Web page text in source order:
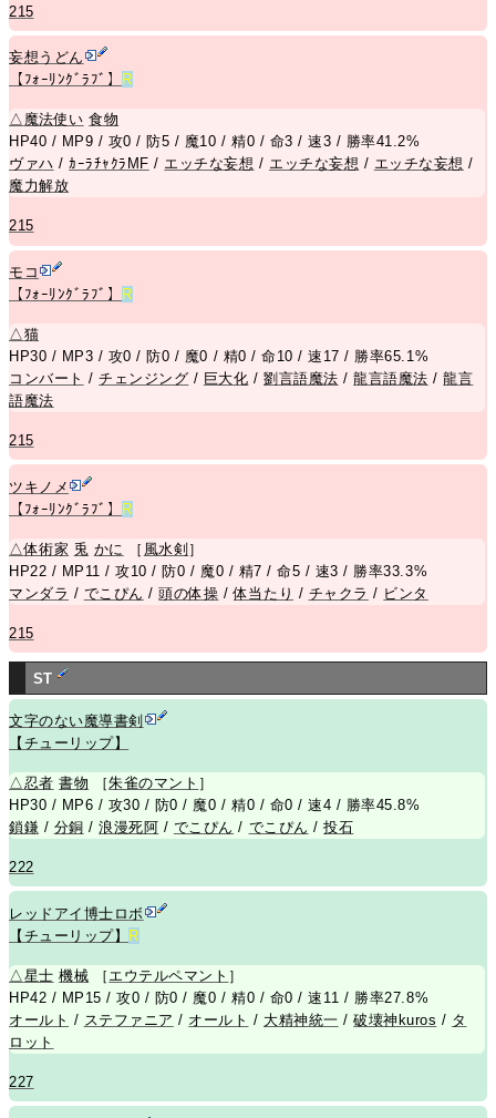
215
妄想うどん
【ﾌｫｰﾘﾝｸﾞﾗﾌﾞ】
R
△ 魔法使い 食物
HP40 / MP9 / 攻0 / 防5 / 魔10 / 精0 / 命3 / 速3 / 勝率41.2%
ヴァハ /ｶｰﾗﾁｬｸﾗMF / エッチな妄想 / エッチな妄想 / エッチな妄想 /
魔力解放
215
モコ
【ﾌｫｰﾘﾝｸﾞﾗﾌﾞ】
R
△猫
HP30 / MP3 / 攻0 / 防0 / 魔0 / 精0 / 命10 / 速17 / 勝率65.1%
コンバート /チェンジング / 巨大化 / 劉言語魔法 /龍言語魔法 /龍言
語魔法
215
ツキノメ
【ﾌｫｰﾘﾝｸﾞﾗﾌﾞ】
R
△体術家 兎 かに ［ 風水剣 ］
HP22 / MP11 / 攻10 / 防0 / 魔0 / 精7 / 命5 / 速3 / 勝率33.3%
マンダラ / でこぴん /頭の体操 /体当たり / チャクラ / ビンタ
215
ST
文字のない魔導書剣
【チューリップ】
△忍者 書物 ［朱雀のマント ］
HP30 / MP6 / 攻30 / 防0 / 魔0 / 精0 / 命0 / 速4 / 勝率45.8%
鎖鎌 / 分銅 /浪漫死阿 / でこぴん / でこぴん /投石
222
レッドアイ博士ロボ
【チューリップ】
R
△星士 機械 ［ エウテルペマント ］
HP42 / MP15 / 攻0 / 防0 / 魔0 / 精0 / 命0 / 速11 / 勝率27.8%
オールト / ステファニア / オールト / 大精神統一 /破壊神kuros / タ
ロット
227